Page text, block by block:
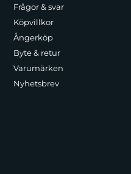
Frågor & svar
Köpvillkor
Ångerköp
Byte & retur
Varumärken
Nyhetsbrev